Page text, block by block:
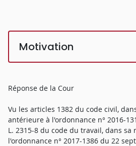
Motivation
Réponse de la Cour
Vu les articles 1382 du code civil,
antérieure à l'ordonnance n° 2016-
L. 2315-8 du code du travail, dans
l'ordonnance n° 2017-1386 du 22